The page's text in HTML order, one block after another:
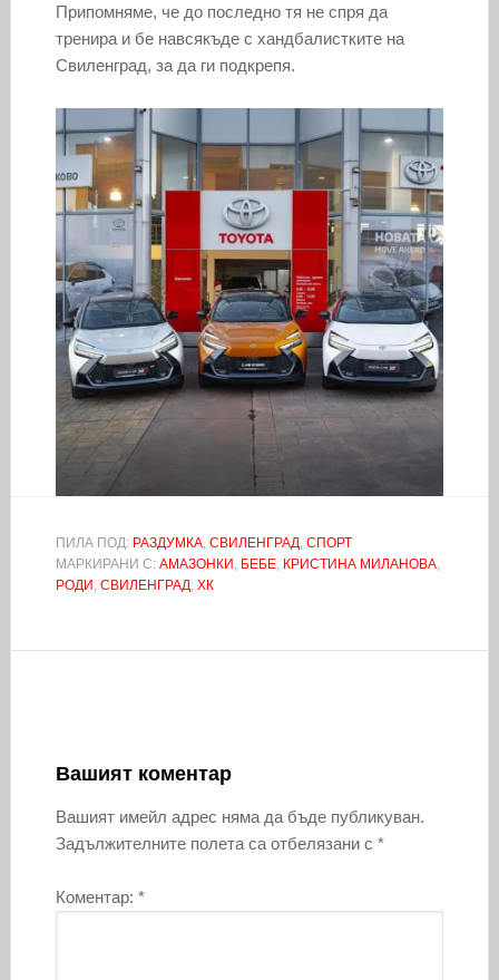
Припомняме, че до последно тя не спря да
тренира и бе навсякъде с хандбалистките на
Свиленград, за да ги подкрепя.
ПИЛА ПОД: РАЗДУМКА, СВИЛЕНГРАД, СПОРТ
МАРКИРАНИ С: АМАЗОНКИ , БЕБЕ, КРИСТИНА МИЛАНОВА,
РОДИ , СВИЛЕНГРАД, ХК
Вашият коментар
Вашият имейл адрес няма да бъде публикуван.
Задължителните полета са отбелязани с *
Коментар: *